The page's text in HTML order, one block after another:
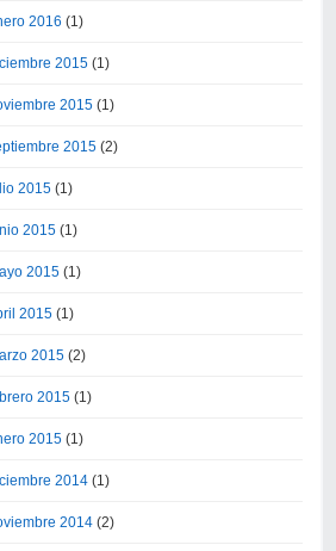
2016 (1)
2015(1)
2015(1)
2015(2)
2015(1)
2015(1)
2015(1)
2015(1)
2015(2)
2015(1)
2015(1)
2014(1)
2014(2)